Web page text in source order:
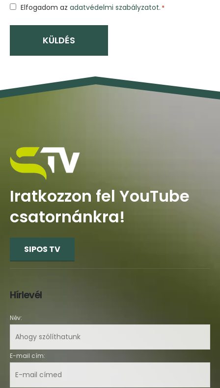
Hozzájárulás
Elfogadom az adatvédelmi szabályzatot. *
Iratkozzon fel YouTube
csatornánkra!
SIPOS TV
Hírlevél
Név:
E-mail cím: